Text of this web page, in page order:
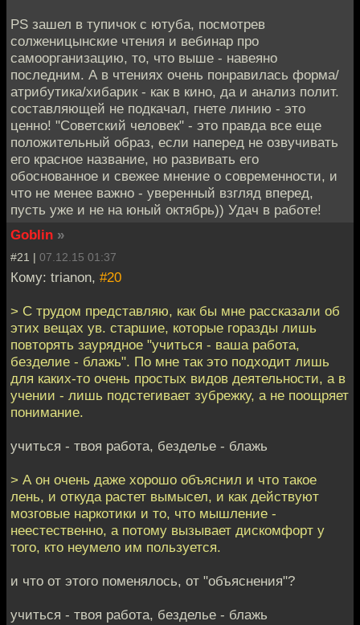
PS зашел в тупичок с ютуба, посмотрев
солженицынские чтения и вебинар про
самоорганизацию, то, что выше - навеяно
последним. А в чтениях очень понравилась форма/
атрибутика/хибарик - как в кино, да и анализ полит.
составляющей не подкачал, гнете линию - это
ценно! "Советский человек" - это правда все еще
положительный образ, если наперед не озвучивать
его красное название, но развивать его
обоснованное и свежее мнение о современности, и
что не менее важно - уверенный взгляд вперед,
пусть уже и не на юный октябрь)) Удач в работе!
Goblin »
#21 | 07.12.15 01:37
Кому: trianon, #20
> С трудом представляю, как бы мне рассказали об
этих вещах ув. старшие, которые горазды лишь
повторять заурядное "учиться - ваша работа,
безделие - блажь". По мне так это подходит лишь
для каких-то очень простых видов деятельности, а в
учении - лишь подстегивает зубрежку, а не поощряет
понимание.
учиться - твоя работа, безделье - блажь
> А он очень даже хорошо объяснил и что такое
лень, и откуда растет вымысел, и как действуют
мозговые наркотики и то, что мышление -
неестественно, а потому вызывает дискомфорт у
того, кто неумело им пользуется.
и что от этого поменялось, от "объяснения"?
учиться - твоя работа, безделье - блажь